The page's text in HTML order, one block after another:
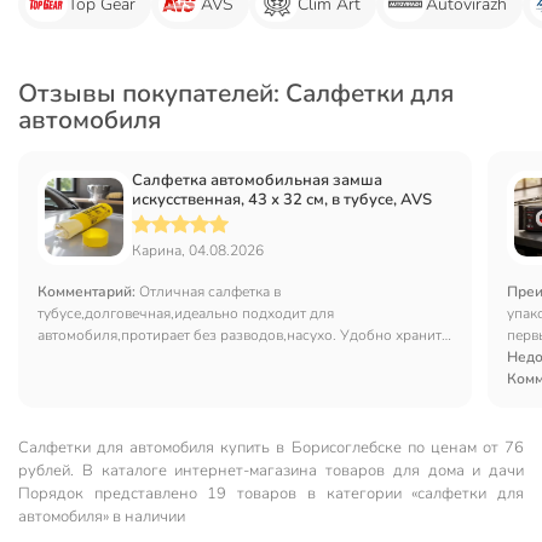
Отзывы покупателей: Салфетки для
автомобиля
Салфетка автомобильная замша
искусственная, 43 х 32 см, в тубусе, AVS
Карина, 04.08.2026
Комментарий: Отличная салфетка в
тубусе,долговечная,идеально подходит для
автомобиля,протирает без разводов,насухо. Удобно хранить.
Салфетки для автомобиля купить в Борисоглебске по ценам от 76
рублей. В каталоге интернет-магазина товаров для дома и дачи
Порядок представлено 19 товаров в категории «салфетки для
автомобиля» в наличии